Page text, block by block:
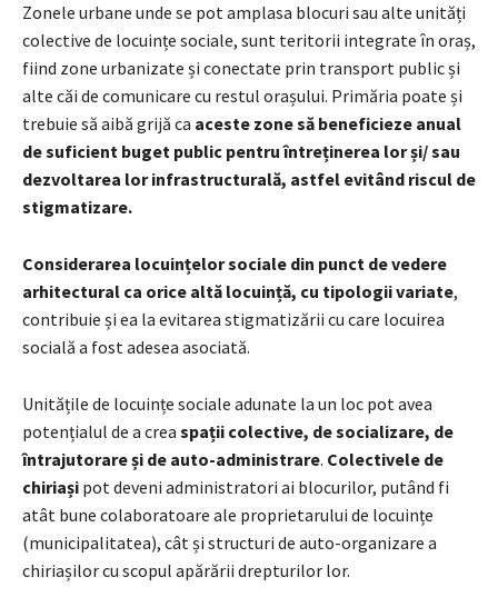
Zonele urbane unde se pot amplasa blocuri sau alte unități
colective de locuințe sociale, sunt teritorii integrate în oraș,
fiind zone urbanizate și conectate prin transport public și
alte căi de comunicare cu restul orașului. Primăria poate și
trebuie să aibă grijă ca aceste zone să beneficieze anual
de suficient buget public pentru întreținerea lor și/ sau
dezvoltarea lor infrastructurală, astfel evitând riscul de
stigmatizare.
Considerarea locuințelor sociale din punct de vedere
arhitectural ca orice altă locuință, cu tipologii variate,
contribuie și ea la evitarea stigmatizării cu care locuirea
socială a fost adesea asociată.
Unitățile de locuințe sociale adunate la un loc pot avea
potențialul de a crea spații colective, de socializare, de
întrajutorare și de auto-administrare. Colectivele de
chiriași pot deveni administratori ai blocurilor, putând fi
atât bune colaboratoare ale proprietarului de locuințe
(municipalitatea), cât și structuri de auto-organizare a
chiriașilor cu scopul apărării drepturilor lor.